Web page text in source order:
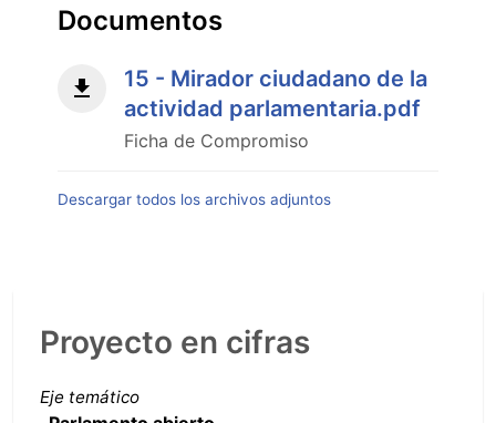
Documentos
15 - Mirador ciudadano de la
actividad parlamentaria.pdf
Ficha de Compromiso
Descargar todos los archivos adjuntos
Proyecto en cifras
Eje temático